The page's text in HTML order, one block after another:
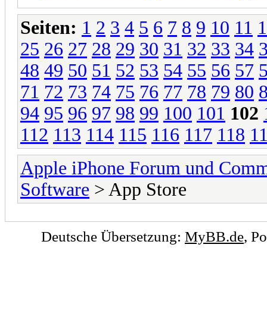
Seiten: 1 2 3 4 5 6 7 8 9 10 11
25 26 27 28 29 30 31 32 33 34
48 49 50 51 52 53 54 55 56 57
71 72 73 74 75 76 77 78 79 80
94 95 96 97 98 99 100 101 102
112 113 114 115 116 117 118
Apple iPhone Forum und
Software > App Store
Deutsche Übersetzung: MyBB.de,